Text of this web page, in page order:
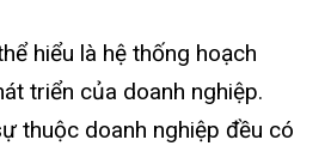
hiểu là hệ thống hoạch
triển của doanh nghiệp.
thuộc doanh nghiệp đều có